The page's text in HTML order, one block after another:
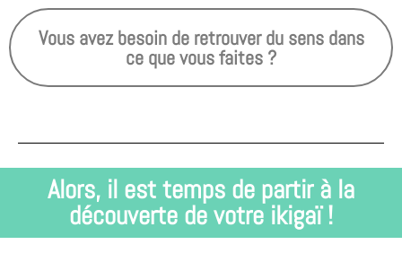
Vous avez besoin de retrouver du sens dans
ce que vous faites ?
Alors, il est temps de partir à la
découverte de votre ikigaï !